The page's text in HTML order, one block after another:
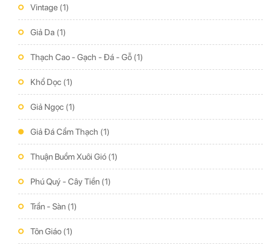
Vintage (1)
Giả Da (1)
Thạch Cao - Gạch - Đá - Gỗ (1)
Khổ Dọc (1)
Giả Ngọc (1)
Giả Đá Cẩm Thạch (1)
Thuận Buồm Xuôi Gió (1)
Phú Quý - Cây Tiền (1)
Trần - Sàn (1)
Tôn Giáo (1)